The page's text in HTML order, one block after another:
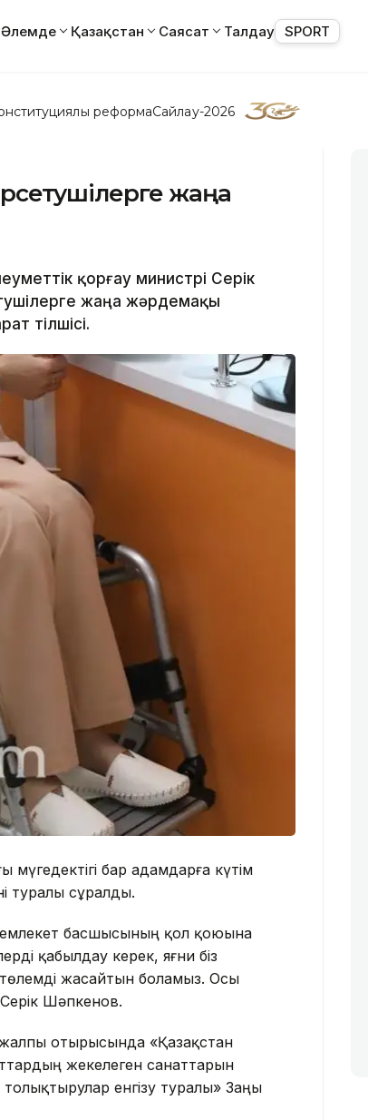
Әлемде Қазақстан Саясат Талдау SPORT
реформаСайлау-2026
жаңа
қорғау министрі Серік
жаңа жәрдемақы
тілшісі.
мүгедектігі бар адамдарға күтім
туралы сұралды.
басшысының қол қоюына
қабылдау керек, яғни біз
жасайтын боламыз. Осы
Шәпкенов.
отырысында «Қазақстан
жекелеген санаттарын
енгізу туралы» Заңы